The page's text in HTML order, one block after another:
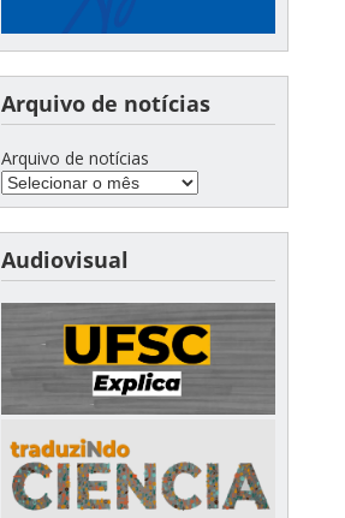
Arquivo de notícias
Arquivo de notícias
Audiovisual